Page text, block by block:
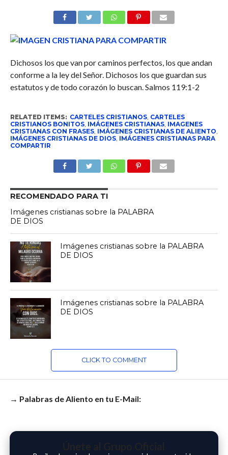
Dichosos los que van por caminos perfectos, los que andan
conforme a la ley del Señor. Dichosos los que guardan sus
estatutos y de todo corazón lo buscan. Salmos 119:1-2
RELATED ITEMS: CARTELES CRISTIANOS, CARTELES
CRISTIANOS BONITOS, IMÁGENES CRISTIANAS, IMAGENES
CRISTIANAS CON FRASES, IMÁGENES CRISTIANAS DE ALIENTO,
IMÁGENES CRISTIANAS DE DIOS, IMÁGENES CRISTIANAS PARA
COMPARTIR
RECOMENDADO PARA TI
Imágenes cristianas sobre la PALABRA
DE DIOS
Imágenes cristianas sobre la PALABRA
DE DIOS
Imágenes cristianas sobre la PALABRA
DE DIOS
CLICK TO COMMENT
→ Palabras de Aliento en tu E-Mail: